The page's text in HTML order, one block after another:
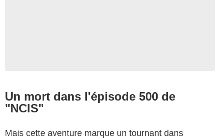
Un mort dans l'épisode 500 de
"NCIS"
Mais cette aventure marque un tournant dans